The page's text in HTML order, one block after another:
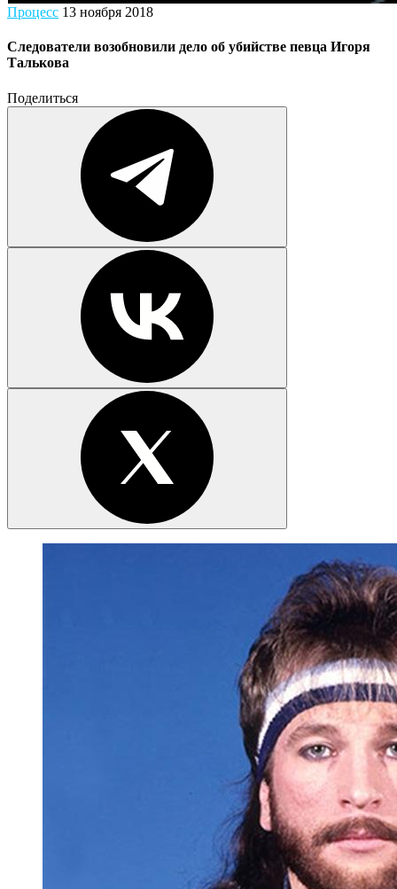
Процесс 13 ноября 2018
Следователи возобновили дело об убийстве певца Игоря
Талькова
Поделиться